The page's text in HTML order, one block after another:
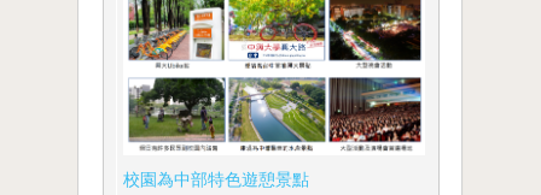
校園為中部特色遊憩景點